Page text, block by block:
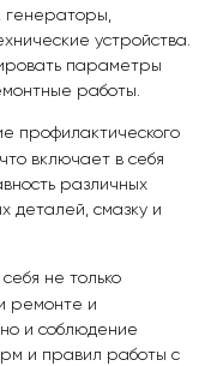
генераторы,
устройства.
параметры
работы.
профилактического
включает в себя
различных
деталей, смазку и
не только
ремонте и
и соблюдение
и правил работы с